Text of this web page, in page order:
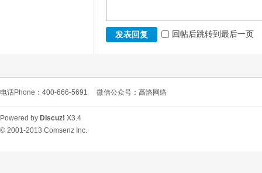
发表回复 回帖后跳转到最后一页
电话Phone：400-666-5691 微信公众号：高恪网络
Powered by Discuz! X3.4
© 2001-2013 Comsenz Inc.